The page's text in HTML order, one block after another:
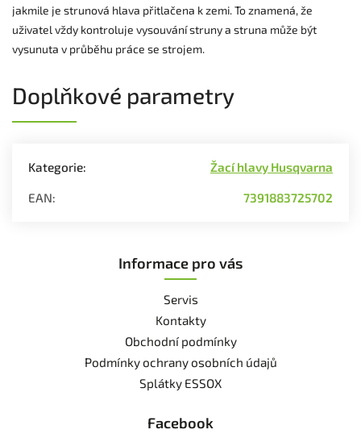
jakmile je strunová hlava přitlačena k zemi. To znamená, že
uživatel vždy kontroluje vysouvání struny a struna může být
vysunuta v průběhu práce se strojem.
Doplňkové parametry
Kategorie: Žací hlavy Husqvarna
EAN: 7391883725702
Informace pro vás
Servis
Kontakty
Obchodní podmínky
Podmínky ochrany osobních údajů
Splátky ESSOX
Facebook